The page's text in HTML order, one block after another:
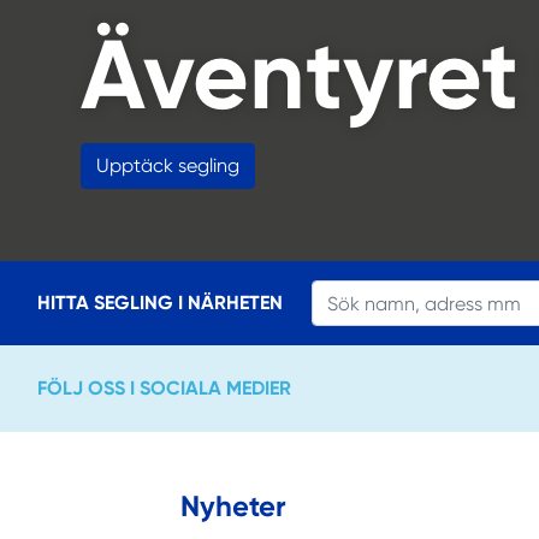
ledare
Läs mer om utbildning och klubbverksamhet
HITTA SEGLING I NÄRHETEN
FÖLJ OSS I SOCIALA MEDIER
Nyheter